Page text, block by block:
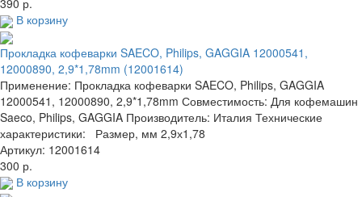
390 р.
В корзину
Прокладка кофеварки SAECO, Philips, GAGGIA 12000541,
12000890, 2,9*1,78mm (12001614)
Применение: Прокладка кофеварки SAECO, Philips, GAGGIA
12000541, 12000890, 2,9*1,78mm Совместимость: Для кофемашин
Saeco, Philips, GAGGIA Производитель: Италия Технические
характеристики: Размер, мм 2,9х1,78
Артикул: 12001614
300 р.
В корзину